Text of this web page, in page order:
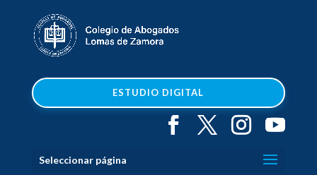
ESTUDIO DIGITAL
Seleccionar página